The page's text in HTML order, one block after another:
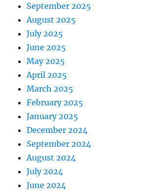
September 2025
August 2025
July 2025
June 2025
May 2025
April 2025
March 2025
February 2025
January 2025
December 2024
September 2024
August 2024
July 2024
June 2024